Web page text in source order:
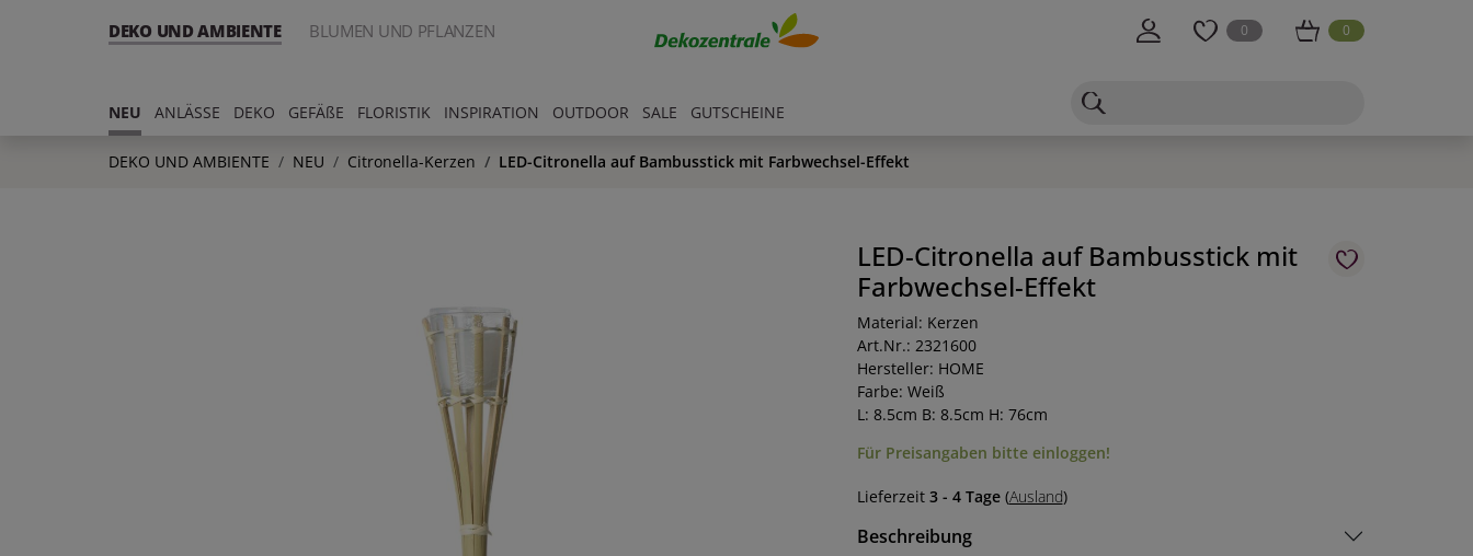
DEKO UND AMBIENTE BLUMEN UND PFLANZEN 0 0
NEU ANLÄSSE DEKO GEFÄßE FLORISTIK INSPIRATION OUTDOOR SALE GUTSCHEINE
DEKO UND AMBIENTE NEU Citronella-Kerzen LED-Citronella auf Bambusstick mit Farbwechsel-Effekt
LED-Citronella auf Bambusstick mit
Farbwechsel-Effekt
Material: Kerzen
Art.Nr.: 2321600
Hersteller: HOME
Farbe: Weiß
L: 8.5cm B: 8.5cm H: 76cm
Für Preisangaben bitte einloggen!
Lieferzeit 3 - 4 Tage(Ausland)
Beschreibung